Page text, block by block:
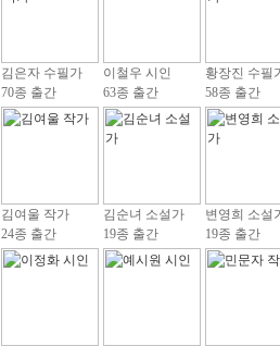
김은자 수필가
70종 출간
이철우 시인
63종 출간
황장진 수필
58종 출간
김여울 작가
24종 출간
김순녀 소설가
19종 출간
변영희 소설
19종 출간